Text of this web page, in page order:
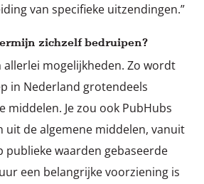
van specifieke uitzendingen.”
zichzelf bedruipen?
allerlei mogelijkheden. Zo wordt
in Nederland grotendeels
middelen. Je zou ook PubHubs
uit de algemene middelen, vanuit
publieke waarden gebaseerde
een belangrijke voorziening is